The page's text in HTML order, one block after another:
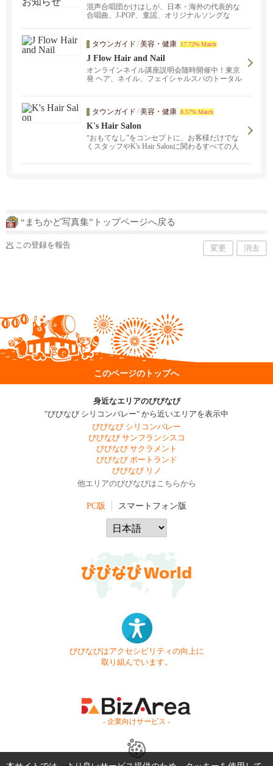
混声合唱団かけはしが、日本・海外の代表的な
合唱曲、J-POP、童謡、オリジナルソングな
タウンガイド /美容・健康 17.72% Match
J Flow Hair and Nail
オンラインネイル講座説明会随時開催中！東京
発 ヘア、ネイル、フェイシャルスパのトータル
す♡
タウンガイド /美容・健康 8.57% Match
K's Hair Salon
“おもてなし”をコンセプトに、お客様だけでな
くスタッフやK's Hair Salonに関わるすべての人
“まちかど写真集”トップページへ戻る
この登録を報告 変更 消去
このページのトップへ
身近なエリアのびびなび
"びびなび シリコンバレー" から近いエリアを表示中
びびなび シリコンバレー
びびなび サンフランシスコ
びびなび サクラメント
びびなび ポートランド
びびなび リノ
他エリアのびびなびはこちらから
PC版 スマートフォン版
びびなびはアクセシビリティの向上に
取り組んでいます。
- 企業向けサービス -